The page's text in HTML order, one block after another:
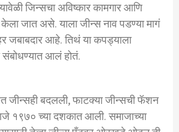
जिन्सचा अविष्कार कामगार आणि
केला जात असे. याला जीन्स नाव पडण्या मागं
आहे. तिथं या कपड्याला
संबोधण्यात आलं होतं.
जीन्सही बदलली, फाटक्या जीन्सची फॅशन
१९७० च्या दशकात आली. समाजाच्या